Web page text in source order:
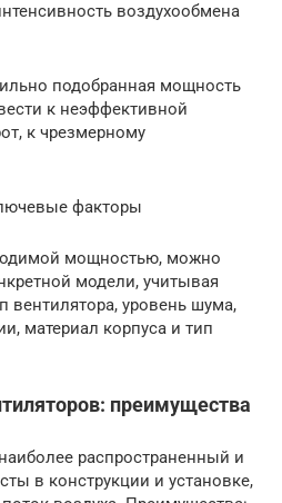
воздухообмена
подобранная мощность
к неэффективной
к чрезмерному
факторы
мощностью, можно
модели, учитывая
уровень шума,
материал корпуса и тип
преимущества
распространенный и
в конструкции и установке,